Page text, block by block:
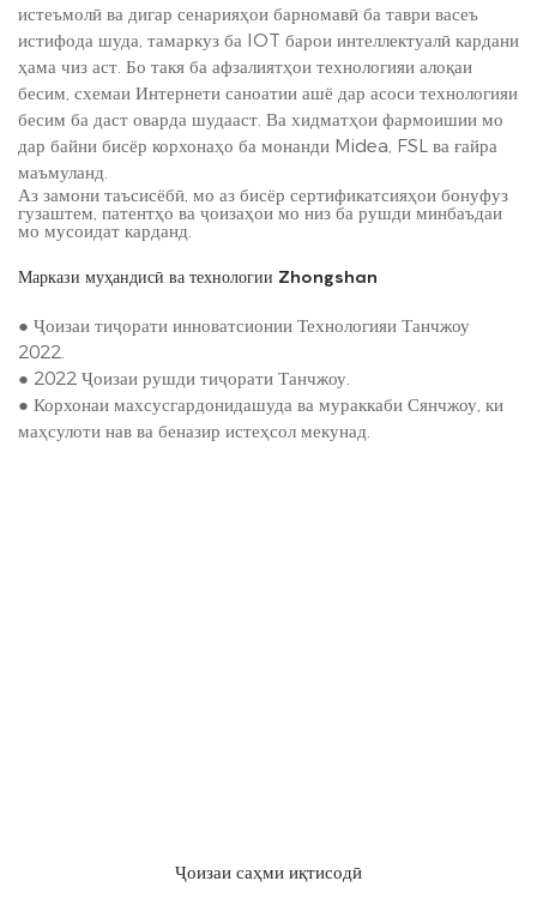
истеъмолӣ ва дигар сенарияҳои барномавӣ ба таври васеъ
истифода шуда, тамаркуз ба IOT барои интеллектуалӣ кардани
ҳама чиз аст. Бо такя ба афзалиятҳои технологияи алоқаи
бесим, схемаи Интернети саноатии ашё дар асоси технологияи
бесим ба даст оварда шудааст. Ва хидматҳои фармоишии мо
дар байни бисёр корхонаҳо ба монанди Midea, FSL ва ғайра
маъмуланд.
Аз замони таъсисёбӣ, мо аз бисёр сертификатсияҳои бонуфуз
гузаштем, патентҳо ва ҷоизаҳои мо низ ба рушди минбаъдаи
мо мусоидат карданд.
Маркази муҳандисӣ ва технологии Zhongshan
● Ҷоизаи тиҷорати инноватсионии Технологияи Танчжоу
2022.
● 2022 Ҷоизаи рушди тиҷорати Танчжоу.
● Корхонаи махсусгардонидашуда ва мураккаби Сянчжоу, ки
маҳсулоти нав ва беназир истеҳсол мекунад.
Ҷоизаи саҳми иқтисодӣ